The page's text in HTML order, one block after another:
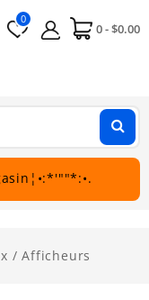
0 - $0.00
0
/ Afficheurs